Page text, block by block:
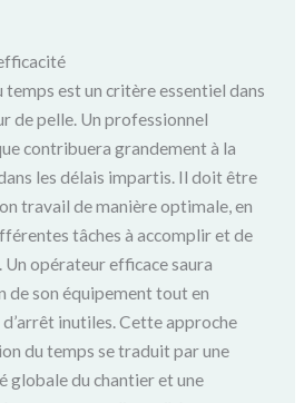
temps est un critère essentiel dans
de pelle. Un professionnel
contribuera grandement à la
les délais impartis. Il doit être
travail de manière optimale, en
tâches à accomplir et de
opérateur efficace saura
de son équipement tout en
inutiles. Cette approche
du temps se traduit par une
globale du chantier et une